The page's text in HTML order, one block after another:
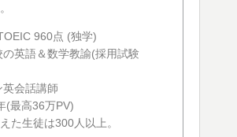
960点 (独学)
英語＆数学教諭(採用試験
会話講師
(最高36万PV)
た生徒は300人以上。